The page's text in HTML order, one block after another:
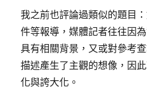
我之前也評論過類似的題目
件等報導，媒體記者往往因
具有相關背景，又或對參考
描述產生了主觀的想像，因
化與誇大化。